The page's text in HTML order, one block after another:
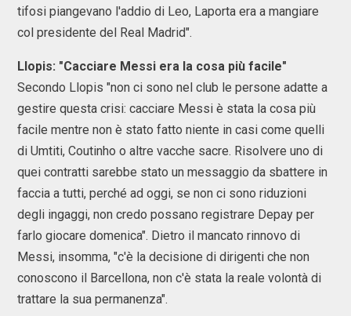
tifosi piangevano l'addio di Leo, Laporta era a mangiare
col presidente del Real Madrid".
Llopis: "Cacciare Messi era la cosa più facile"
Secondo Llopis "non ci sono nel club le persone adatte a
gestire questa crisi: cacciare Messi è stata la cosa più
facile mentre non è stato fatto niente in casi come quelli
di Umtiti, Coutinho o altre vacche sacre. Risolvere uno di
quei contratti sarebbe stato un messaggio da sbattere in
faccia a tutti, perché ad oggi, se non ci sono riduzioni
degli ingaggi, non credo possano registrare Depay per
farlo giocare domenica". Dietro il mancato rinnovo di
Messi, insomma, "c'è la decisione di dirigenti che non
conoscono il Barcellona, non c'è stata la reale volontà di
trattare la sua permanenza".